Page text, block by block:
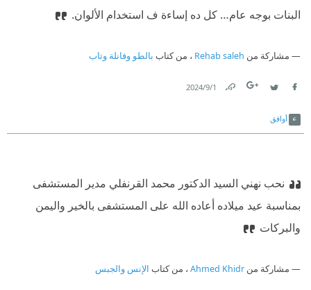
البنات بوجه عام… كل ده إساءة ف استخدام الألوان.
مشاركة من Rehab saleh ، من كتاب بالطو وفانلة وتاب
1‏/9‏/2024
أوافق
نحب نهني السيد الدكتور محمد القرنفلي مدير المستشفى
بمناسبة عيد ميلاده أعاده الله على المستشفى بالخير واليمن
والبركات
مشاركة من Ahmed Khidr ، من كتاب الإنس والجبس